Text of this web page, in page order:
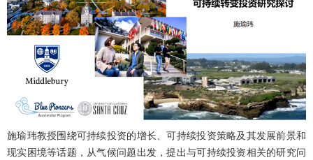
施瑜玮教授围绕可持续投资的增长、可持续投资策略及其发展前景和
现实困境等话题，从气候问题出发，提出与可持续投资相关的研究问